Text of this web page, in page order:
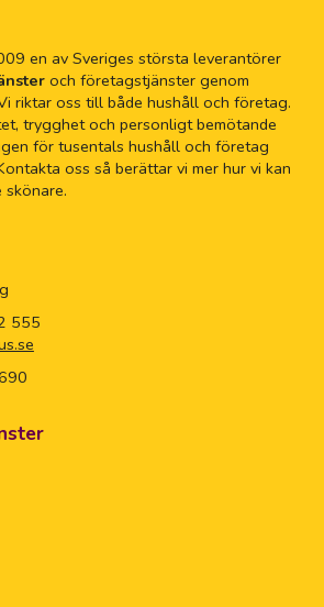
en av Sveriges största leverantörer
och företagstjänster genom
riktar oss till både hushåll och företag.
trygghet och personligt bemötande
för tusentals hushåll och företag
oss så berättar vi mer hur vi kan
555